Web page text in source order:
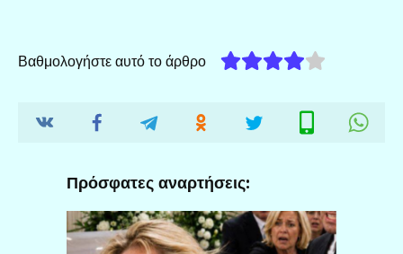
Βαθμολογήστε αυτό το άρθρο
Πρόσφατες αναρτήσεις: